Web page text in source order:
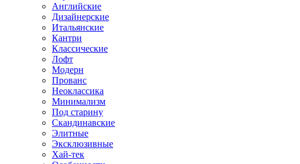
Английские
Дизайнерские
Итальянские
Кантри
Классические
Лофт
Модерн
Прованс
Неоклассика
Минимализм
Под старину
Скандинавские
Элитные
Эксклюзивные
Хай-тек